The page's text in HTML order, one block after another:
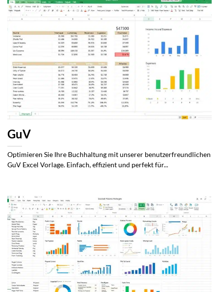
GuV
Optimieren Sie Ihre Buchhaltung mit unserer benutzerfreundlichen
GuV Excel Vorlage. Einfach, effizient und perfekt für...